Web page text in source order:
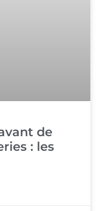
de
: les